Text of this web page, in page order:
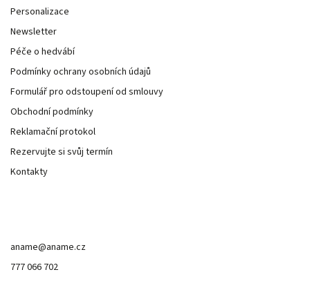
Personalizace
Newsletter
Péče o hedvábí
Podmínky ochrany osobních údajů
Formulář pro odstoupení od smlouvy
Obchodní podmínky
Reklamační protokol
Rezervujte si svůj termín
Kontakty
aname@aname.cz
777 066 702